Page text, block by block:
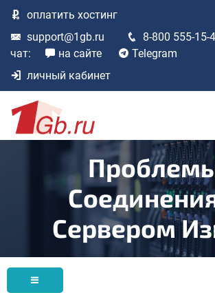
оплатить хостинг
support@1gb.ru
8-800 555-15-
чат:
на сайте
Telegram
личный кабинет
Сервером